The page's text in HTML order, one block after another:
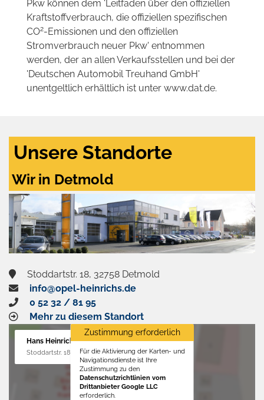
Pkw können dem 'Leitfaden über den offiziellen
Kraftstoffverbrauch, die offiziellen spezifischen
CO2-Emissionen und den offiziellen
Stromverbrauch neuer Pkw' entnommen
werden, der an allen Verkaufsstellen und bei der
'Deutschen Automobil Treuhand GmbH'
unentgeltlich erhältlich ist unter www.dat.de.
Unsere Standorte
Wir in Detmold
Stoddartstr. 18, 32758 Detmold
info@opel-heinrichs.de
0 52 32 / 81 95
Mehr zu diesem Standort
Hans Heinrichs GmbH
Stoddartstr. 18, 32758 Detmold
Zustimmung erforderlich
Für die Aktivierung der Karten- und
Navigationsdienste ist Ihre
Zustimmung zu den
Datenschutzrichtlinien vom
Drittanbieter Google LLC
erforderlich.